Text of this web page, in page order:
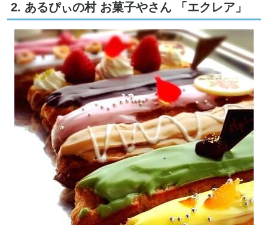
2. あるぴぃの村 お菓子やさん 「エクレア」